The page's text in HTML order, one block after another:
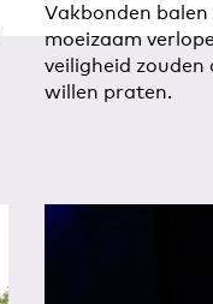
Vakbonden
moeizaam
veiligheid
willen praten.